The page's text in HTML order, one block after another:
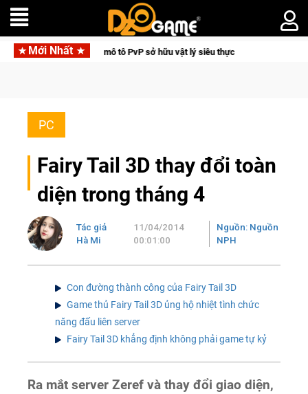
Mới Nhất
Game đua xe mô tô PvP sở hữu vật lý siêu thực
PC
Fairy Tail 3D thay đổi toàn
diện trong tháng 4
Tác giả
Hà Mi
11/04/2014
00:01:00
Nguồn: Nguồn
NPH
Con đường thành công của Fairy Tail 3D
Game thủ Fairy Tail 3D ủng hộ nhiệt tình chức
năng đấu liên server
Fairy Tail 3D khẳng định không phải game tự kỷ
Ra mắt server Zeref và thay đổi giao diện,